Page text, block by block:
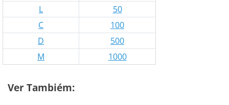
L
50
C
100
D
500
M
1000
Ver Tambiém: